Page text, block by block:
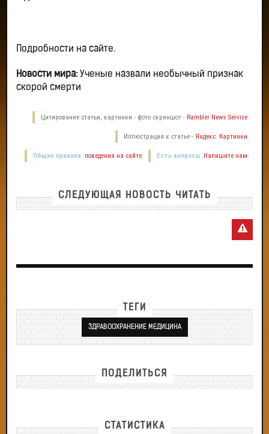
Подробности на сайте.
Новости мира:Ученые назвали необычный признак
скорой смерти
Цитирование статьи, картинки - фото скриншот - Rambler News Service.
Иллюстрация к статье - Яндекс. Картинки.
Есть вопросы. Напишите нам.
Общие правила поведения на сайте.
СЛЕДУЮЩАЯ НОВОСТЬ ЧИТАТЬ
ТЕГИ
ЗДРАВООХРАНЕНИЕ МЕДИЦИНА
ПОДЕЛИТЬСЯ
СТАТИСТИКА